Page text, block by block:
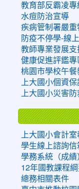
教育部反霸凌專
水痘防治宣導
疾病管制署嚴
防疫不停學-線
教師專業發展支
健康促進評鑑專
桃園市學校午餐
上大國小個資
上大國小災害
上大國小會計室
學生線上諮詢信
學務系統（成績
12年國教課程
總務相關表件